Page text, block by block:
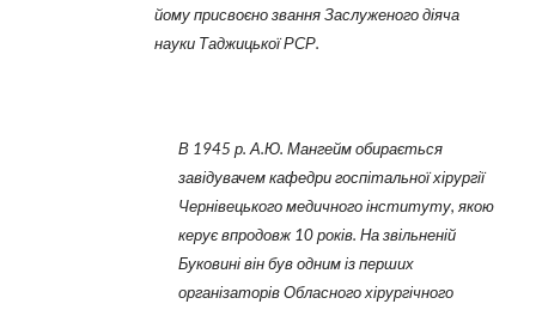
йому присвоєно звання Заслуженого діяча
науки Таджицької РСР.
В 1945 р. А.Ю. Мангейм обирається
завідувачем кафедри госпітальної хірургії
Чернівецького медичного інституту, якою
керує впродовж 10 років. На звільненій
Буковині він був одним із перших
організаторів Обласного хірургічного